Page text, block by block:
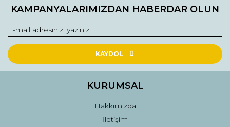
KAMPANYALARIMIZDAN HABERDAR OLUN
KAYDOL
KURUMSAL
Hakkımızda
İletişim